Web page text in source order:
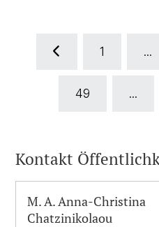
1 ...
49 ...
Kontakt
M. A. Anna-Christina
Chatzinikolaou